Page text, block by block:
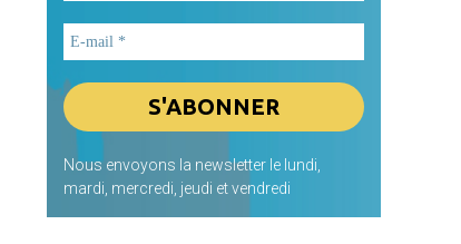
Nous envoyons la newsletter le lundi,
mardi, mercredi, jeudi et vendredi